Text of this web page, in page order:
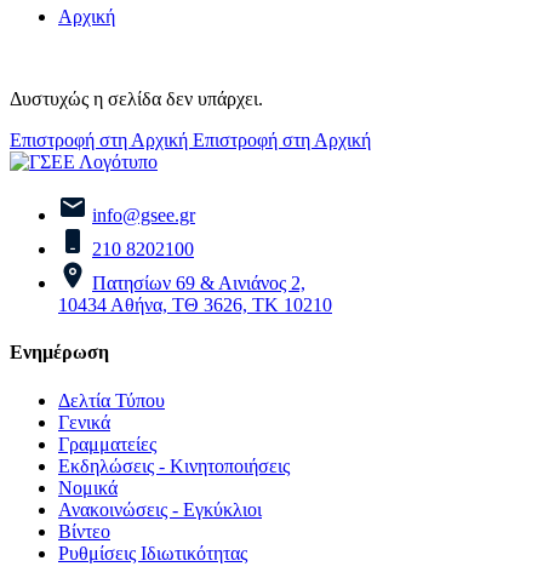
Αρχική
Δυστυχώς η σελίδα δεν υπάρχει.
Επιστροφή στη Αρχική Επιστροφή στη Αρχική
info@gsee.gr
210 8202100
Πατησίων 69 & Αινιάνος 2,
10434 Αθήνα, ΤΘ 3626, ΤΚ 10210
Ενημέρωση
Δελτία Τύπου
Γενικά
Γραμματείες
Εκδηλώσεις - Κινητοποιήσεις
Νομικά
Ανακοινώσεις - Εγκύκλιοι
Βίντεο
Ρυθμίσεις Ιδιωτικότητας